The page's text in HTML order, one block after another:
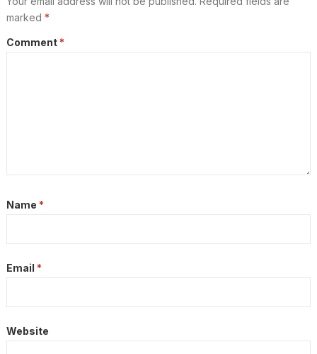
marked *
Comment *
Name *
Email *
Website